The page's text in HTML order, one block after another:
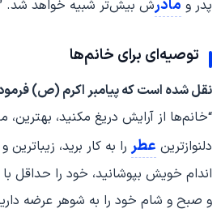
پدر و مادرش بیش‌تر شبیه خواهد شد.
توصیه‌ای برای خانم‌ها
نقل شده است که پیامبر اکرم (ص)
“خانم‌ها از آرایش دریغ مکنید، بهترین،
دلنوازترین عطر را به کار برید، زیباترین
اندام خویش بپوشانید، خود را حداقل
و صبح و شام خود را به شوهر عرضه